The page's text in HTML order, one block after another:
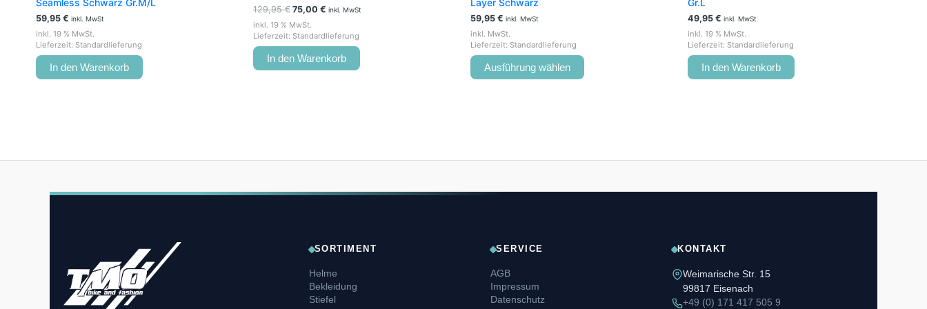
59,95 € inkl. MwSt
inkl. 19 % MwSt.
Lieferzeit: Standardlieferung
In den Warenkorb
129,95€ 75,00 € inkl. MwSt
inkl. 19 % MwSt.
Lieferzeit: Standardlieferung
In den Warenkorb
59,95 € inkl. MwSt
inkl. MwSt.
Lieferzeit: Standardlieferung
Ausführung wählen
49,95 € inkl. MwSt
inkl. 19 % MwSt.
Lieferzeit: Standardlieferung
In den Warenkorb
SORTIMENT
Helme
Bekleidung
Stiefel
SERVICE
AGB
Impressum
Datenschutz
KONTAKT
Weimarische Str. 15
99817 Eisenach
+49 (0) 171 417 505 9